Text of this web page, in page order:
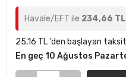
Havale/EFT ile 234,66 TL
25,16 TL 'den başlayan
En geç 10 Ağustos